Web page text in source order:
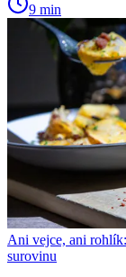
9 min
Ani vejce, ani
surovinu